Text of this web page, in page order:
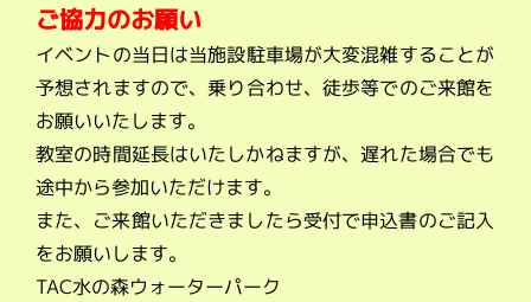
ご協力のお願い
イベントの当日は当施設駐車場が大変混雑することが
予想されますので、乗り合わせ、徒歩等でのご来館を
お願いいたします。
教室の時間延長はいたしかねますが、遅れた場合でも
途中から参加いただけます。
また、ご来館いただきましたら受付で申込書のご記入
をお願いします。
TAC水の森ウォーターパーク